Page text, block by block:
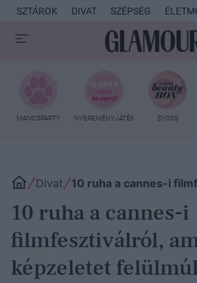
SZTÁROK DIVAT SZÉPSÉG
MANCSPARTY NYEREMÉNYJÁTÉK SYOSS
Divat 10 ruha a cannes-i
10 ruha a cannes-i
filmfesztiválról,
képzeletet